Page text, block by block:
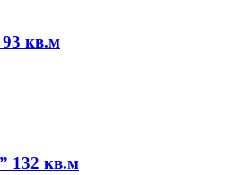
кв.м
132 кв.м